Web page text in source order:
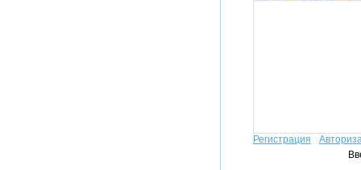
Регистрация